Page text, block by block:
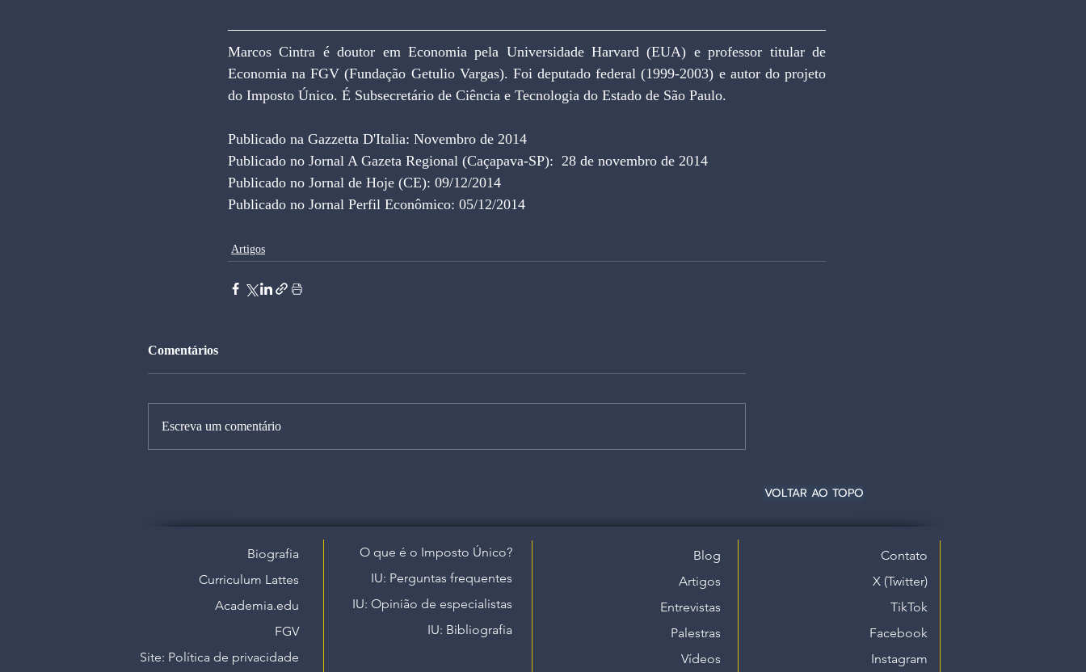
Marcos Cintra é doutor em Economia pela Universidade Harvard (EUA) e professor titular de
Economia na FGV (Fundação Getulio Vargas). Foi deputado federal (1999-2003) e autor do projeto
do Imposto Único. É Subsecretário de Ciência e Tecnologia do Estado de São Paulo.
Publicado na Gazzetta D'Italia: Novembro de 2014
Publicado no Jornal A Gazeta Regional (Caçapava-SP):  28 de novembro de 2014
Publicado no Jornal de Hoje (CE): 09/12/2014
Publicado no Jornal Perfil Econômico: 05/12/2014
Artigos
Comentários
Escreva um comentário
VOLTAR AO TOPO
Biografia
Curriculum Lattes
Academia.edu
FGV
Site: Política de privacidade​
O que é o Imposto Único?
IU: Perguntas frequentes
IU: Opinião de especialistas
IU: Bibliografia
Blog
Artigos
Entrevistas
Palestras
Vídeos
Contato
X (Twitter)
TikTok
Facebook
Instagram